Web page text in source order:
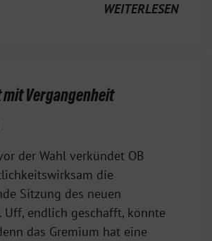
WEITERLESEN
Vergangenheit
der Wahl verkündet OB
die
Sitzung des neuen
Uff, endlich geschafft, könnte
das Gremium hat eine